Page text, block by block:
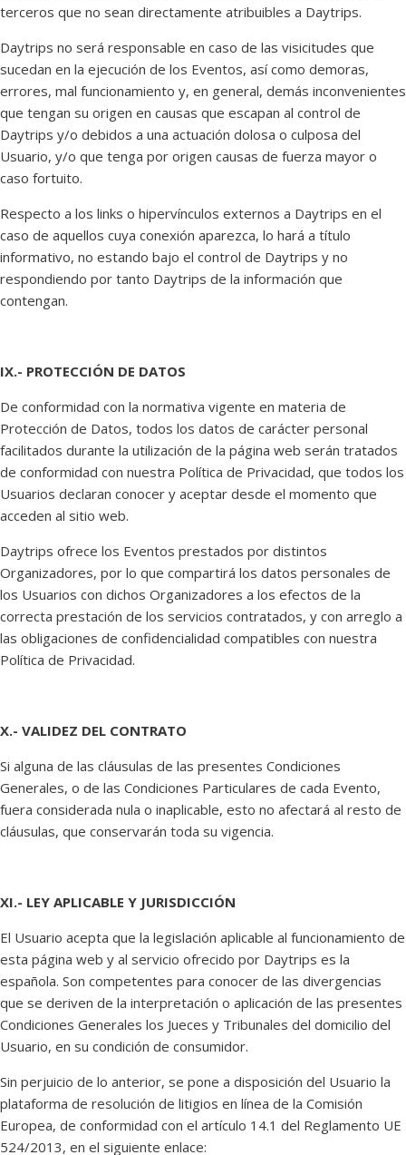
terceros que no sean directamente atribuibles a Daytrips.
Daytrips no será responsable en caso de las visicitudes que
sucedan en la ejecución de los Eventos, así como demoras,
errores, mal funcionamiento y, en general, demás inconvenientes
que tengan su origen en causas que escapan al control de
Daytrips y/o debidos a una actuación dolosa o culposa del
Usuario, y/o que tenga por origen causas de fuerza mayor o
caso fortuito.
Respecto a los links o hipervínculos externos a Daytrips en el
caso de aquellos cuya conexión aparezca, lo hará a título
informativo, no estando bajo el control de Daytrips y no
respondiendo por tanto Daytrips de la información que
contengan.
IX.- PROTECCIÓN DE DATOS
De conformidad con la normativa vigente en materia de
Protección de Datos, todos los datos de carácter personal
facilitados durante la utilización de la página web serán tratados
de conformidad con nuestra Política de Privacidad, que todos los
Usuarios declaran conocer y aceptar desde el momento que
acceden al sitio web.
Daytrips ofrece los Eventos prestados por distintos
Organizadores, por lo que compartirá los datos personales de
los Usuarios con dichos Organizadores a los efectos de la
correcta prestación de los servicios contratados, y con arreglo a
las obligaciones de confidencialidad compatibles con nuestra
Política de Privacidad.
X.- VALIDEZ DEL CONTRATO
Si alguna de las cláusulas de las presentes Condiciones
Generales, o de las Condiciones Particulares de cada Evento,
fuera considerada nula o inaplicable, esto no afectará al resto de
cláusulas, que conservarán toda su vigencia.
XI.- LEY APLICABLE Y JURISDICCIÓN
El Usuario acepta que la legislación aplicable al funcionamiento de
esta página web y al servicio ofrecido por Daytrips es la
española. Son competentes para conocer de las divergencias
que se deriven de la interpretación o aplicación de las presentes
Condiciones Generales los Jueces y Tribunales del domicilio del
Usuario, en su condición de consumidor.
Sin perjuicio de lo anterior, se pone a disposición del Usuario la
plataforma de resolución de litigios en línea de la Comisión
Europea, de conformidad con el artículo 14.1 del Reglamento UE
524/2013, en el siguiente enlace: